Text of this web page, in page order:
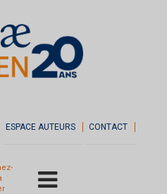
ESPACE AUTEURS CONTACT